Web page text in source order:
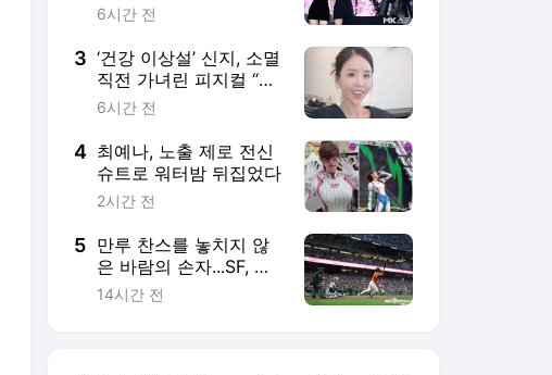
한 역조공 “이게 최선이
6시간 전
3 ‘건강 이상설’ 신지, 소멸
직전 가녀린 피지컬 “안
쓰럽다”
6시간 전
4 최예나, 노출 제로 전신
슈트로 워터밤 뒤집었다
2시간 전
5 만루 찬스를 놓치지 않
은 바람의 손자...SF, 이
정후 활약 앞세워 DET
14시간 전